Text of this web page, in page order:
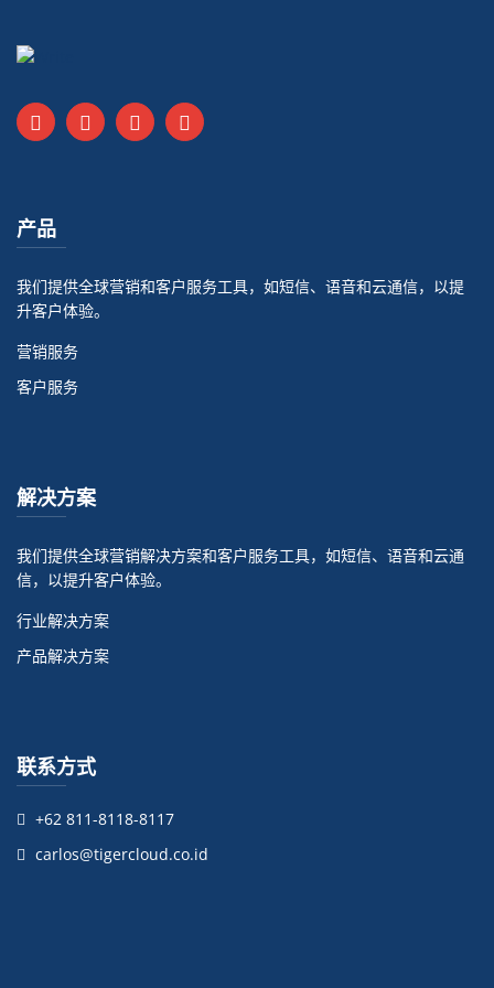
产品
我们提供全球营销和客户服务工具，如短信、语音和云通信，以提
升客户体验。
营销服务
客户服务
解决方案
我们提供全球营销解决方案和客户服务工具，如短信、语音和云通
信，以提升客户体验。
行业解决方案
产品解决方案
联系方式
+62 811-8118-8117
carlos@tigercloud.co.id